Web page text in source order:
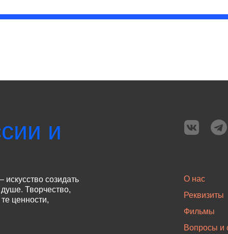
и
созидать
Творчество,
ценности,
О нас
Реквизиты
Фильмы
Вопросы и